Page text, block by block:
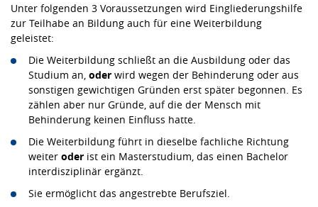
Unter folgenden 3 Voraussetzungen wird Eingliederungshilfe
zur Teilhabe an Bildung auch für eine Weiterbildung
geleistet:
Die Weiterbildung schließt an die Ausbildung oder das
Studium an, oder wird wegen der Behinderung oder aus
sonstigen gewichtigen Gründen erst später begonnen. Es
zählen aber nur Gründe, auf die der Mensch mit
Behinderung keinen Einfluss hatte.
Die Weiterbildung führt in dieselbe fachliche Richtung
weiter oder ist ein Masterstudium, das einen Bachelor
interdisziplinär ergänzt.
Sie ermöglicht das angestrebte Berufsziel.